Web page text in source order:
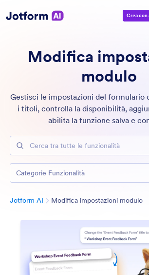
Crea
Modifica
modulo
Gestisci le impostazioni del formulario
i titoli, controlla la disponibilità,
abilita la funzione salva e
Cerca tra tutte le funzionalità
Jotform AI Modifica impostazioni modulo
Categorie Funzionalità